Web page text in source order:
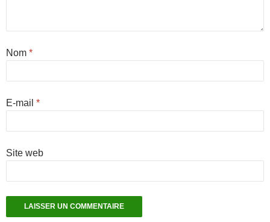
Nom *
E-mail *
Site web